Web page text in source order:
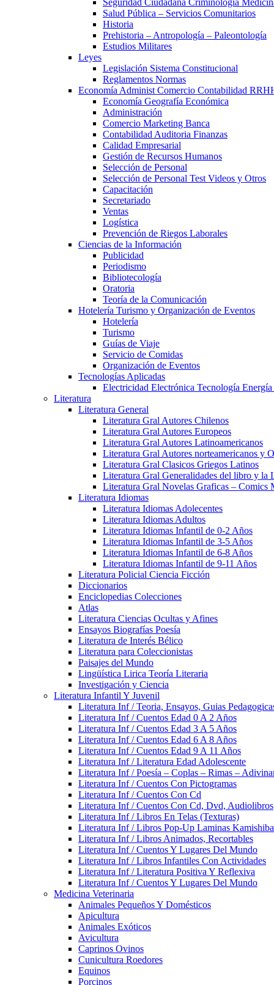
Seguridad Ciudadana Criminología
Salud Pública – Servicios Comunitarios
Historia
Prehistoria – Antropología – Paleontología
Estudios Militares
Leyes
Legislación Sistema Constitucional
Reglamentos Normas
Economía Administ Comercio Contabilidad
Economía Geografía Económica
Administración
Comercio Marketing Banca
Contabilidad Auditoria Finanzas
Calidad Empresarial
Gestión de Recursos Humanos
Selección de Personal
Selección de Personal Test Videos y Otros
Capacitación
Secretariado
Ventas
Logística
Prevención de Riegos Laborales
Ciencias de la Información
Publicidad
Periodismo
Bibliotecología
Oratoria
Teoría de la Comunicación
Hotelería Turismo y Organización de Eventos
Hotelería
Turismo
Guías de Viaje
Servicio de Comidas
Organización de Eventos
Tecnologías Aplicadas
Electricidad Electrónica Tecnología Energía
Literatura
Literatura General
Literatura Gral Autores Chilenos
Literatura Gral Autores Europeos
Literatura Gral Autores Latinoamericanos
Literatura Gral Autores norteamericanos y
Literatura Gral Clasicos Griegos Latinos
Literatura Gral Generalidades del libro y la
Literatura Gral Novelas Graficas – Comics
Literatura Idiomas
Literatura Idiomas Adolecentes
Literatura Idiomas Adultos
Literatura Idiomas Infantil de 0-2 Años
Literatura Idiomas Infantil de 3-5 Años
Literatura Idiomas Infantil de 6-8 Años
Literatura Idiomas Infantil de 9-11 Años
Literatura Policial Ciencia Ficción
Diccionarios
Enciclopedias Colecciones
Atlas
Literatura Ciencias Ocultas y Afines
Ensayos Biografías Poesía
Literatura de Interés Bélico
Literatura para Coleccionistas
Paisajes del Mundo
Lingüística Lirica Teoría Literaria
Investigación y Ciencia
Literatura Infantil Y Juvenil
Literatura Inf / Teoria, Ensayos, Guias
Literatura Inf / Cuentos Edad 0 A 2 Años
Literatura Inf / Cuentos Edad 3 A 5 Años
Literatura Inf / Cuentos Edad 6 A 8 Años
Literatura Inf / Cuentos Edad 9 A 11 Años
Literatura Inf / Literatura Edad Adolescente
Literatura Inf / Poesía – Coplas – Rimas –
Literatura Inf / Cuentos Con Pictogramas
Literatura Inf / Cuentos Con Cd
Literatura Inf / Cuentos Con Cd, Dvd, Audiolibros
Literatura Inf / Libros En Telas (Texturas)
Literatura Inf / Libros Pop-Up Laminas
Literatura Inf / Libros Animados, Recortables
Literatura Inf / Cuentos Y Lugares Del Mundo
Literatura Inf / Libros Infantiles Con Actividades
Literatura Inf / Literatura Positiva Y Reflexiva
Literatura Inf / Cuentos Y Lugares Del Mundo
Medicina Veterinaria
Animales Pequeños Y Domésticos
Apicultura
Animales Exóticos
Avicultura
Caprinos Ovinos
Cunicultura Roedores
Equinos
Porcinos